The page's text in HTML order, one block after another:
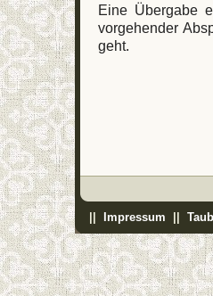
Eine Übergabe
vorgehender
geht.
Impressum